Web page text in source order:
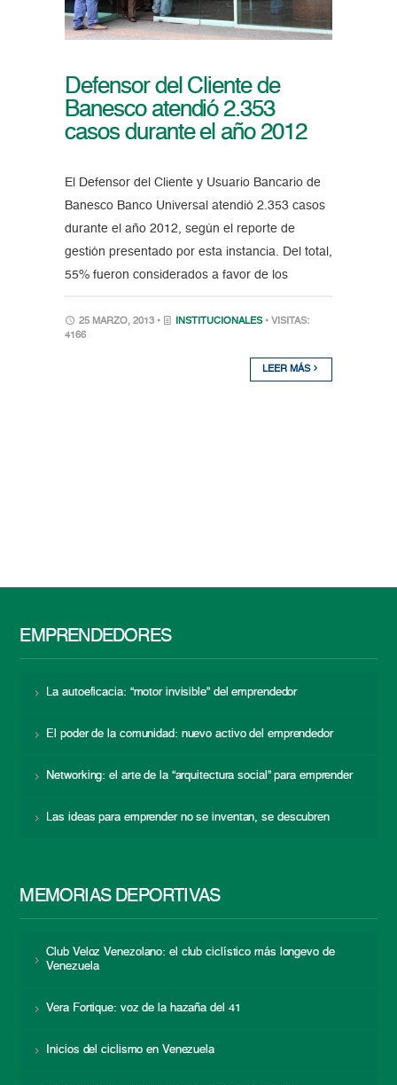
Defensor del Cliente de
Banesco atendió 2.353
casos durante el año 2012
El Defensor del Cliente y Usuario Bancario de
Banesco Banco Universal atendió 2.353 casos
durante el año 2012, según el reporte de
gestión presentado por esta instancia. Del total,
55% fueron considerados a favor de los
25 MARZO, 2013 • INSTITUCIONALES • VISITAS:
4166
LEER MÁS
EMPRENDEDORES
La autoeficacia: “motor invisible” del emprendedor
El poder de la comunidad: nuevo activo del emprendedor
Networking: el arte de la “arquitectura social” para emprender
Las ideas para emprender no se inventan, se descubren
MEMORIAS DEPORTIVAS
Club Veloz Venezolano: el club ciclístico más longevo de
Venezuela
Vera Fortique: voz de la hazaña del 41
Inicios del ciclismo en Venezuela